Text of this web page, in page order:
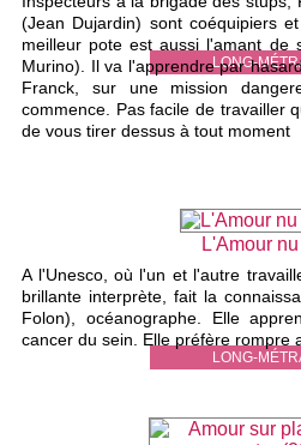
LONG-
(Jean Dujardin) sont coéquipiers
meilleur pote est aussi l'amant de
Murino). Il va l'apprendre par
Franck, sur une mission
commence. Pas facile de travailler
de vous tirer dessus à tout moment
LONG-
L'Amour nu
A l'Unesco, où l'un et l'autre
brillante interprète, fait la
Folon), océanographe. Elle
cancer du sein. Elle préfère rompre